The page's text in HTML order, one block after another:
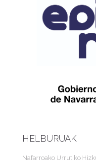
HELBURUAK
Nafarroako Urrutiko